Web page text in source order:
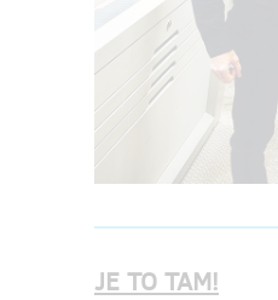
JE TO TAM!